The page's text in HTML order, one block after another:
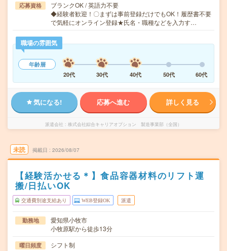
応募資格
ブランクOK / 英語力不要
◆経験者歓迎！〇まずは事前登録だけでもOK！履歴書不要
で気軽にオンライン登録★氏名・職種などを入力す…
職場の雰囲気
年齢層
20代
30代 40代 50代 60代
気になる! 応募へ進む 詳しく見る
派遣会社 株式会社綜合キャリアオプション 製造事業部（全国）
未読 掲載日 2026/08/07
【経験活かせる＊】食品容器材料のリフト運
搬/日払いOK
交通費別途支給あり WEB登録OK 派遣
勤務地
愛知県小牧市
小牧原駅から徒歩13分
曜日頻度 シフト制